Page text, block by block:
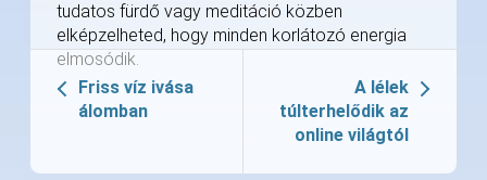
tudatos fürdő vagy meditáció közben
elképzelheted, hogy minden korlátozó energia
elmosódik.
Friss víz ivása
álomban
A lélek
túlterhelődik az
online világtól